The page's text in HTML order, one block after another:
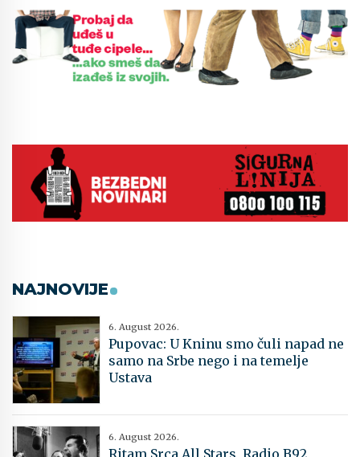
NAJNOVIJE
6. August 2026.
Pupovac: U Kninu smo čuli napad ne
samo na Srbe nego i na temelje
Ustava
6. August 2026.